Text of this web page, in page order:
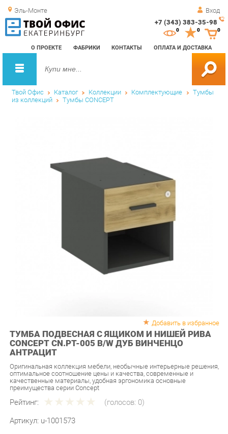
Эль-Монте Вход
+7 (343) 383-35-98
О ПРОЕКТЕ ФАБРИКИ КОНТАКТЫ ОПЛАТА И ДОСТАВКА
0 0
Твой Офис Каталог Коллекции Комплектующие Тумбы
из коллекций Тумбы CONCEPT
ТУМБА ПОДВЕСНАЯ С ЯЩИКОМ И НИШЕЙ РИВА
CONCEPT CN.PT-005 B/W ДУБ ВИНЧЕНЦО
АНТРАЦИТ
Оригинальная коллекция мебели, необычные интерьерные решения,
оптимальное соотношение цены и качества, современные и
качественные материалы, удобная эргономика основные
преимущества серии Concept
Рейтинг: (голосов:0)
Артикул: u-1001573
Продавец: Твой Офис